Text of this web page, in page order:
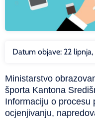
Datum objave: 22
Ministarstvo
športa Kantona
Informaciju o procesu
ocjenjivanju,